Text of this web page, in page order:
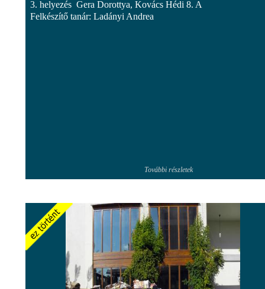
3. helyezés Gera Dorottya, Kovács Hédi 8. A
Felkészítő tanár: Ladányi Andrea
További részletek